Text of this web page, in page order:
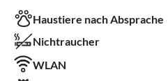
Haustiere nach Absprache
Nichtraucher
WLAN